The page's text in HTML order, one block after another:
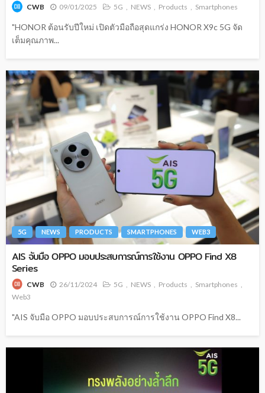
CWB 09/01/2025 5G NEWS Products Smartphones
"HONOR ต้อนรับปีใหม่ เปิดตัวมือถือสุดแกร่ง HONOR X9c 5G จัด
เต็มคุณภาพ...
5G NEWS PRODUCTS SMARTPHONES WEB3
AIS จับมือ OPPO มอบประสบการณ์การใช้งาน OPPO Find X8
Series
CWB 26/11/2024 5G NEWS Products
Smartphones
Web3
"AIS จับมือ OPPO มอบประสบการณ์การใช้งาน OPPO Find X8...